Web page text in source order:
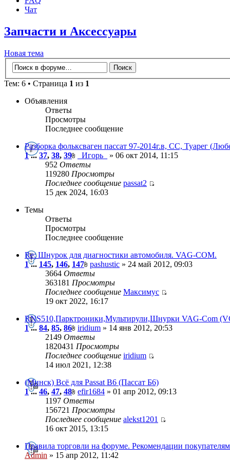
Чат
Запчасти и Аксессуары
Новая тема
Тем: 6 • Страница 1 из 1
Объявления
Ответы
Просмотры
Последнее сообщение
Разборка фольксваген пассат 97-2014г.в, СС, Туарег
1...37, 38, 39 _Игорь_
» 06 окт 2014, 11:15
952 Ответы
119280 Просмотры
Последнее сообщение passat2
15 дек 2024, 16:03
Темы
Ответы
Просмотры
Последнее сообщение
Re: Шнурок для диагностики автомобиля. VAG-COM.
1... 145, 146, 147 pashustic » 24 май 2012, 09:03
3664 Ответы
363181 Просмотры
Последнее сообщение Максимус
19 окт 2022, 16:17
RNS510,Парктроники,Мультирули,Шнурки VAG-Сom
1... 84, 85, 86 iridium » 14 янв 2012, 20:53
2149 Ответы
1820431 Просмотры
Последнее сообщение iridium
14 июл 2021, 12:38
(Минск) Всё для Passat B6 (Пассат Б6)
1...46, 47, 48 efir1684 » 01 апр 2012, 09:13
1197 Ответы
156721 Просмотры
Последнее сообщение alekst1201
16 окт 2015, 13:15
Правила торговли на форуме. Рекомендации
Admin » 15 апр 2012, 11:42